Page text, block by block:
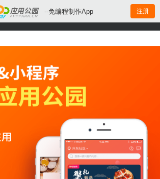
--免编程制作App 注册